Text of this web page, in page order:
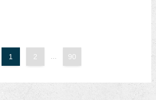
1 2 ... 90